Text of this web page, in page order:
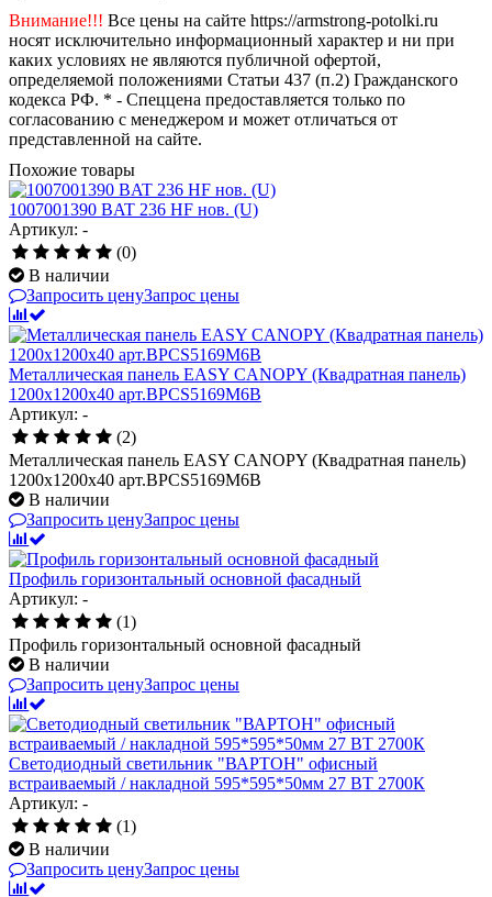
Внимание!!! Все цены на сайте https://armstrong-potolki.ru
носят исключительно информационный характер и ни при
каких условиях не являются публичной офертой,
определяемой положениями Статьи 437 (п.2) Гражданского
кодекса РФ. * - Спеццена предоставляется только по
согласованию с менеджером и может отличаться от
представленной на сайте.
Похожие товары
1007001390 BAT 236 HF нов. (U)
Артикул: -
(0)
В наличии
Запросить ценуЗапрос цены
Металлическая панель EASY CANOPY (Квадратная панель)
1200x1200x40 арт.BPCS5169M6B
Артикул: -
(2)
Металлическая панель EASY CANOPY (Квадратная панель)
1200x1200x40 арт.BPCS5169M6B
В наличии
Запросить ценуЗапрос цены
Профиль горизонтальный основной фасадный
Артикул: -
(1)
Профиль горизонтальный основной фасадный
В наличии
Запросить ценуЗапрос цены
Светодиодный светильник "ВАРТОН" офисный
встраиваемый / накладной 595*595*50мм 27 ВТ 2700К
Артикул: -
(1)
В наличии
Запросить ценуЗапрос цены